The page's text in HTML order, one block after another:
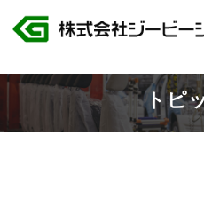
株式会社ジービーシー 岐阜県・愛
>2023年>1月
トピ